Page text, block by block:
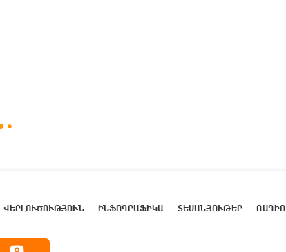
ՎԵՐԼՈՒԾՈՒԹՅՈՒՆ ԻՆՖՈԳՐԱՖԻԿԱ ՏԵՍԱՆՅՈՒԹԵՐ ՌԱԴԻՈ